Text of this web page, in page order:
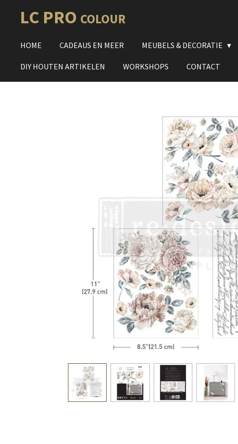
directLC PRO COLOUR
HOME CADEAUS EN MEER MEUBELS & DECORATIE
DIY HOUTEN ARTIKELEN WORKSHOPS CONTACT